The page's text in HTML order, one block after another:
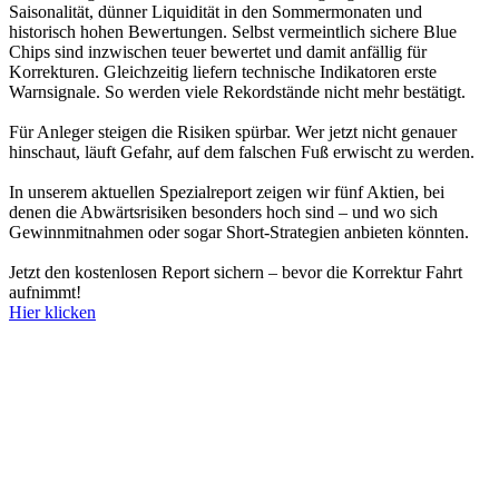
Saisonalität, dünner Liquidität in den Sommermonaten und
historisch hohen Bewertungen. Selbst vermeintlich sichere Blue
Chips sind inzwischen teuer bewertet und damit anfällig für
Korrekturen. Gleichzeitig liefern technische Indikatoren erste
Warnsignale. So werden viele Rekordstände nicht mehr bestätigt.
Für Anleger steigen die Risiken spürbar. Wer jetzt nicht genauer
hinschaut, läuft Gefahr, auf dem falschen Fuß erwischt zu werden.
In unserem aktuellen Spezialreport zeigen wir fünf Aktien, bei
denen die Abwärtsrisiken besonders hoch sind – und wo sich
Gewinnmitnahmen oder sogar Short-Strategien anbieten könnten.
Jetzt den kostenlosen Report sichern – bevor die Korrektur Fahrt
aufnimmt!
Hier klicken